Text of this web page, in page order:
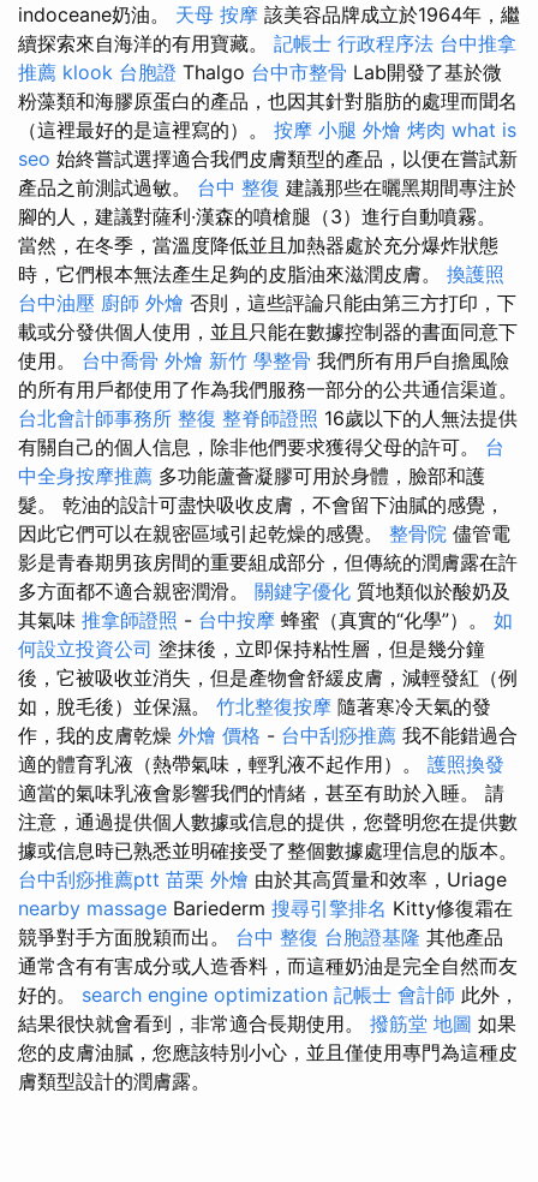
indoceane奶油。 天母 按摩 該美容品牌成立於1964年，繼
續探索來自海洋的有用寶藏。 記帳士 行政程序法 台中推拿
推薦 klook 台胞證 Thalgo 台中市整骨 Lab開發了基於微
粉藻類和海膠原蛋白的產品，也因其針對脂肪的處理而聞名
（這裡最好的是這裡寫的）。 按摩 小腿 外燴 烤肉 what is
seo 始終嘗試選擇適合我們皮膚類型的產品，以便在嘗試新
產品之前測試過敏。 台中 整復 建議那些在曬黑期間專注於
腳的人，建議對薩利·漢森的噴槍腿（3）進行自動噴霧。
當然，在冬季，當溫度降低並且加熱器處於充分爆炸狀態
時，它們根本無法產生足夠的皮脂油來滋潤皮膚。 換護照
台中油壓 廚師 外燴 否則，這些評論只能由第三方打印，下
載或分發供個人使用，並且只能在數據控制器的書面同意下
使用。 台中喬骨 外燴 新竹 學整骨 我們所有用戶自擔風險
的所有用戶都使用了作為我們服務一部分的公共通信渠道。
台北會計師事務所 整復 整脊師證照 16歲以下的人無法提供
有關自己的個人信息，除非他們要求獲得父母的許可。 台
中全身按摩推薦 多功能蘆薈凝膠可用於身體，臉部和護
髮。 乾油的設計可盡快吸收皮膚，不會留下油膩的感覺，
因此它們可以在親密區域引起乾燥的感覺。 整骨院 儘管電
影是青春期男孩房間的重要組成部分，但傳統的潤膚露在許
多方面都不適合親密潤滑。 關鍵字優化 質地類似於酸奶及
其氣味 推拿師證照 - 台中按摩 蜂蜜（真實的“化學”）。 如
何設立投資公司 塗抹後，立即保持粘性層，但是幾分鐘
後，它被吸收並消失，但是產物會舒緩皮膚，減輕發紅（例
如，脫毛後）並保濕。 竹北整復按摩 隨著寒冷天氣的發
作，我的皮膚乾燥 外燴 價格 - 台中刮痧推薦 我不能錯過合
適的體育乳液（熱帶氣味，輕乳液不起作用）。 護照換發
適當的氣味乳液會影響我們的情緒，甚至有助於入睡。 請
注意，通過提供個人數據或信息的提供，您聲明您在提供數
據或信息時已熟悉並明確接受了整個數據處理信息的版本。
台中刮痧推薦ptt 苗栗 外燴 由於其高質量和效率，Uriage
nearby massage Bariederm 搜尋引擎排名 Kitty修復霜在
競爭對手方面脫穎而出。 台中 整復 台胞證基隆 其他產品
通常含有有害成分或人造香料，而這種奶油是完全自然而友
好的。 search engine optimization 記帳士 會計師 此外，
結果很快就會看到，非常適合長期使用。 撥筋堂 地圖 如果
您的皮膚油膩，您應該特別小心，並且僅使用專門為這種皮
膚類型設計的潤膚露。